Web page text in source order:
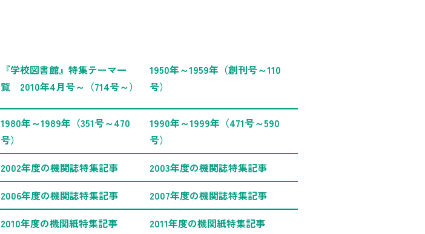
『学校図書館』特集テーマ一
覧 2010年4月号～（714号～）
1950年～1959年（創刊号～110
号）
1980年～1989年（351号～470
号）
1990年～1999年（471号～590
号）
2002年度の機関誌特集記事
2003年度の機関誌特集記事
2006年度の機関誌特集記事
2007年度の機関誌特集記事
2010年度の機関紙特集記事
2011年度の機関紙特集記事